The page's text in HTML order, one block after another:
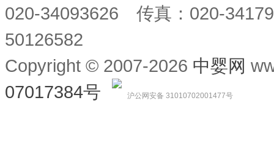
020-34093626 传真：020-
50126582
Copyright © 2007-2026 中婴网
07017384号
沪公网安备 31010702001477号